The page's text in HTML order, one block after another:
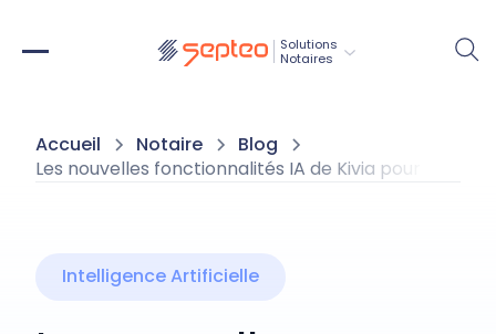
Solutions
Notaires
Accueil Notaire
Blog
Les nouvelles fonctionnalités IA de Kivia pour
Intelligence Artificielle